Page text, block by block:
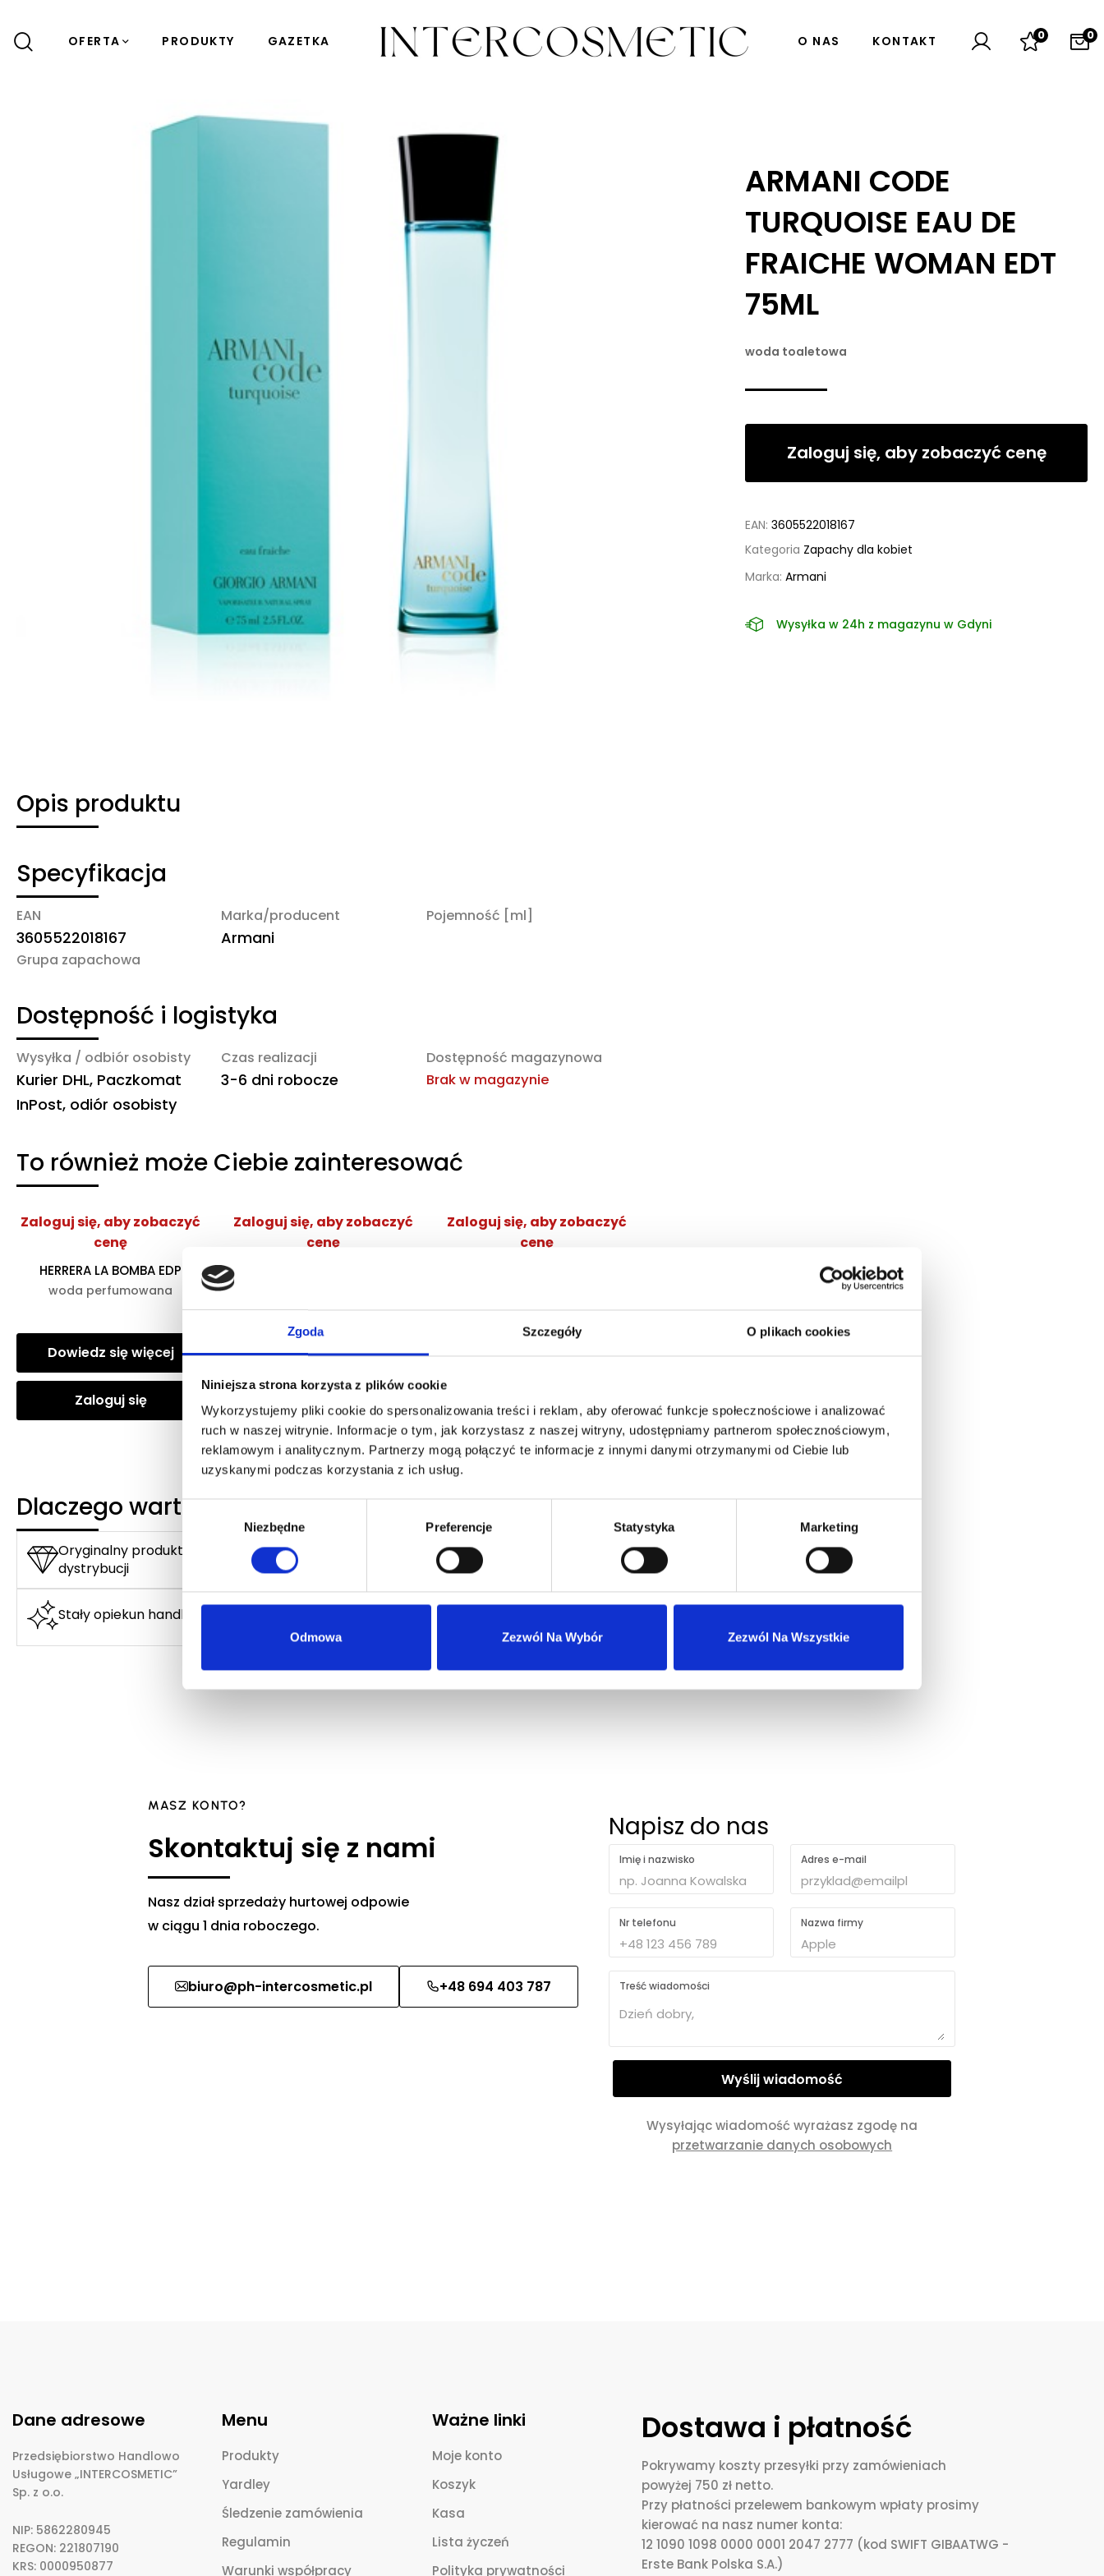
Zgoda Szczegóły O plikach cookies
Niniejsza strona korzysta z plików cookie
Wykorzystujemy pliki cookie do spersonalizowania treści i reklam, aby oferować funkcje społecznościowe i analizować
ruch w naszej witrynie. Informacje o tym, jak korzystasz z naszej witryny, udostępniamy partnerom społecznościowym,
reklamowym i analitycznym. Partnerzy mogą połączyć te informacje z innymi danymi otrzymanymi od Ciebie lub
uzyskanymi podczas korzystania z ich usług.
Niezbędne Preferencje Statystyka Marketing
Odmowa Zezwól Na Wybór Zezwól Na Wszystkie
OFERTA PRODUKTY GAZETKA O NAS KONTAKT 0 0
Opis produktu
Specyfikacja
EAN
3605522018167
Marka/producent
Armani
Pojemność [ml]
Grupa zapachowa
Dostępność i logistyka
Wysyłka / odbiór osobisty
Kurier DHL, Paczkomat
InPost, odiór osobisty
Czas realizacji
3-6 dni robocze
Dostępność magazynowa
Brak w magazynie
To również może Ciebie zainteresować
Zaloguj się, aby zobaczyć
cenę
HERRERA LA BOMBA EDP
woda perfumowana
Dowiedz się więcej
Zaloguj się
Zaloguj się, aby zobaczyć
cenę
Dowiedz się więcej
Zaloguj się, aby zobaczyć
cenę
woda perfumowana
Dlaczego warto?
Oryginalny produkt z autoryzowanej
dystrybucji
Wysyłka 24h z magazynu w Polsce
Stały opiekun handlowy
ARMANI CODE
TURQUOISE EAU DE
FRAICHE WOMAN EDT
75ML
woda toaletowa
Zaloguj się, aby zobaczyć cenę
EAN:3605522018167
Kategoria Zapachy dla kobiet
Marka:Armani
Wysyłka w 24h z magazynu w Gdyni
MASZ KONTO?
Skontaktuj się z nami
Nasz dział sprzedaży hurtowej odpowie
w ciągu 1 dnia roboczego.
biuro@ph-intercosmetic.pl +48 694 403 787
Napisz do nas
Imię i nazwisko Adres e-mail
Nr telefonu Nazwa firmy
Treść wiadomości
Wysyłając wiadomość wyrażasz zgodę na
przetwarzanie danych osobowych
Dane adresowe
Przedsiębiorstwo Handlowo
Usługowe „INTERCOSMETIC”
Sp. z o.o.
NIP: 5862280945
REGON: 221807190
KRS: 0000950877
Menu
Produkty
Yardley
Śledzenie zamówienia
Regulamin
Warunki współpracy
Ważne linki
Moje konto
Koszyk
Kasa
Lista życzeń
Polityka prywatności
Dostawa i płatność
Pokrywamy koszty przesyłki przy zamówieniach
powyżej 750 zł netto.
Przy płatności przelewem bankowym wpłaty prosimy
kierować na nasz numer konta:
12 1090 1098 0000 0001 2047 2777 (kod SWIFT GIBAATWG -
Erste Bank Polska S.A.)